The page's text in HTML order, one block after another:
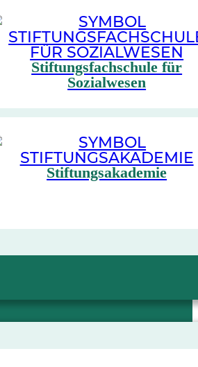
Stiftungsfachschule für
Sozialwesen
Stiftungsakademie